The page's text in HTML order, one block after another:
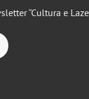
“Cultura e